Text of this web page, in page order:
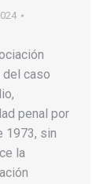
del caso
penal por
1973, sin
la